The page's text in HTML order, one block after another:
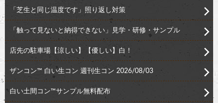
「芝生と同じ温度です」照り返し対策
「触って見ないと納得できない」見学・研修・サンプル
店先の駐車場【涼しい】【優しい】白！
ザンコン™︎ 白い生コン 週刊生コン 2026/08/03
白い土間コン™︎サンプル無料配布